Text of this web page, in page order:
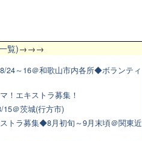
覧)→→→
24～16＠和歌山市内各所◆ボランティ
！エキストラ募集！
15＠茨城(行方市)
トラ募集◆8月初旬～9月末頃＠関東近